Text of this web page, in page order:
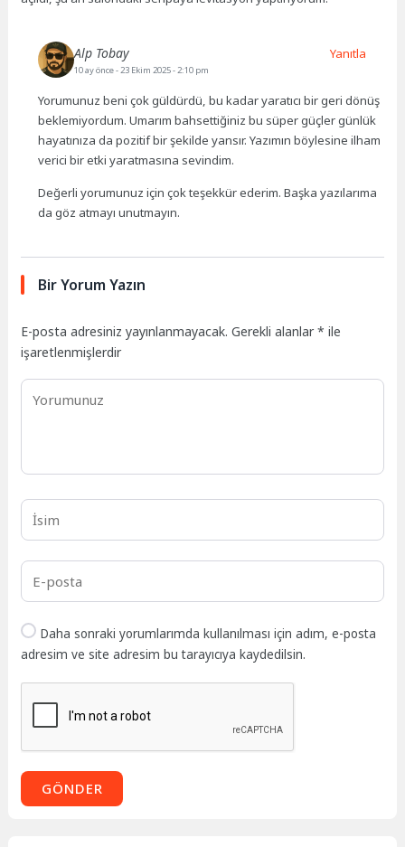
Alp Tobay
10 ay önce- 23 Ekim 2025 - 2:10 pm
Yorumunuz beni çok güldürdü, bu kadar yaratıcı bir geri dönüş
beklemiyordum. Umarım bahsettiğiniz bu süper güçler günlük
hayatınıza da pozitif bir şekilde yansır. Yazımın böylesine ilham
verici bir etki yaratmasına sevindim.
Değerli yorumunuz için çok teşekkür ederim. Başka yazılarıma
da göz atmayı unutmayın.
Yanıtla
Bir Yorum Yazın
E-posta adresiniz yayınlanmayacak. Gerekli alanlar* ile
işaretlenmişlerdir
Daha sonraki yorumlarımda kullanılması için adım, e-posta
adresim ve site adresim bu tarayıcıya kaydedilsin.
GÖNDER